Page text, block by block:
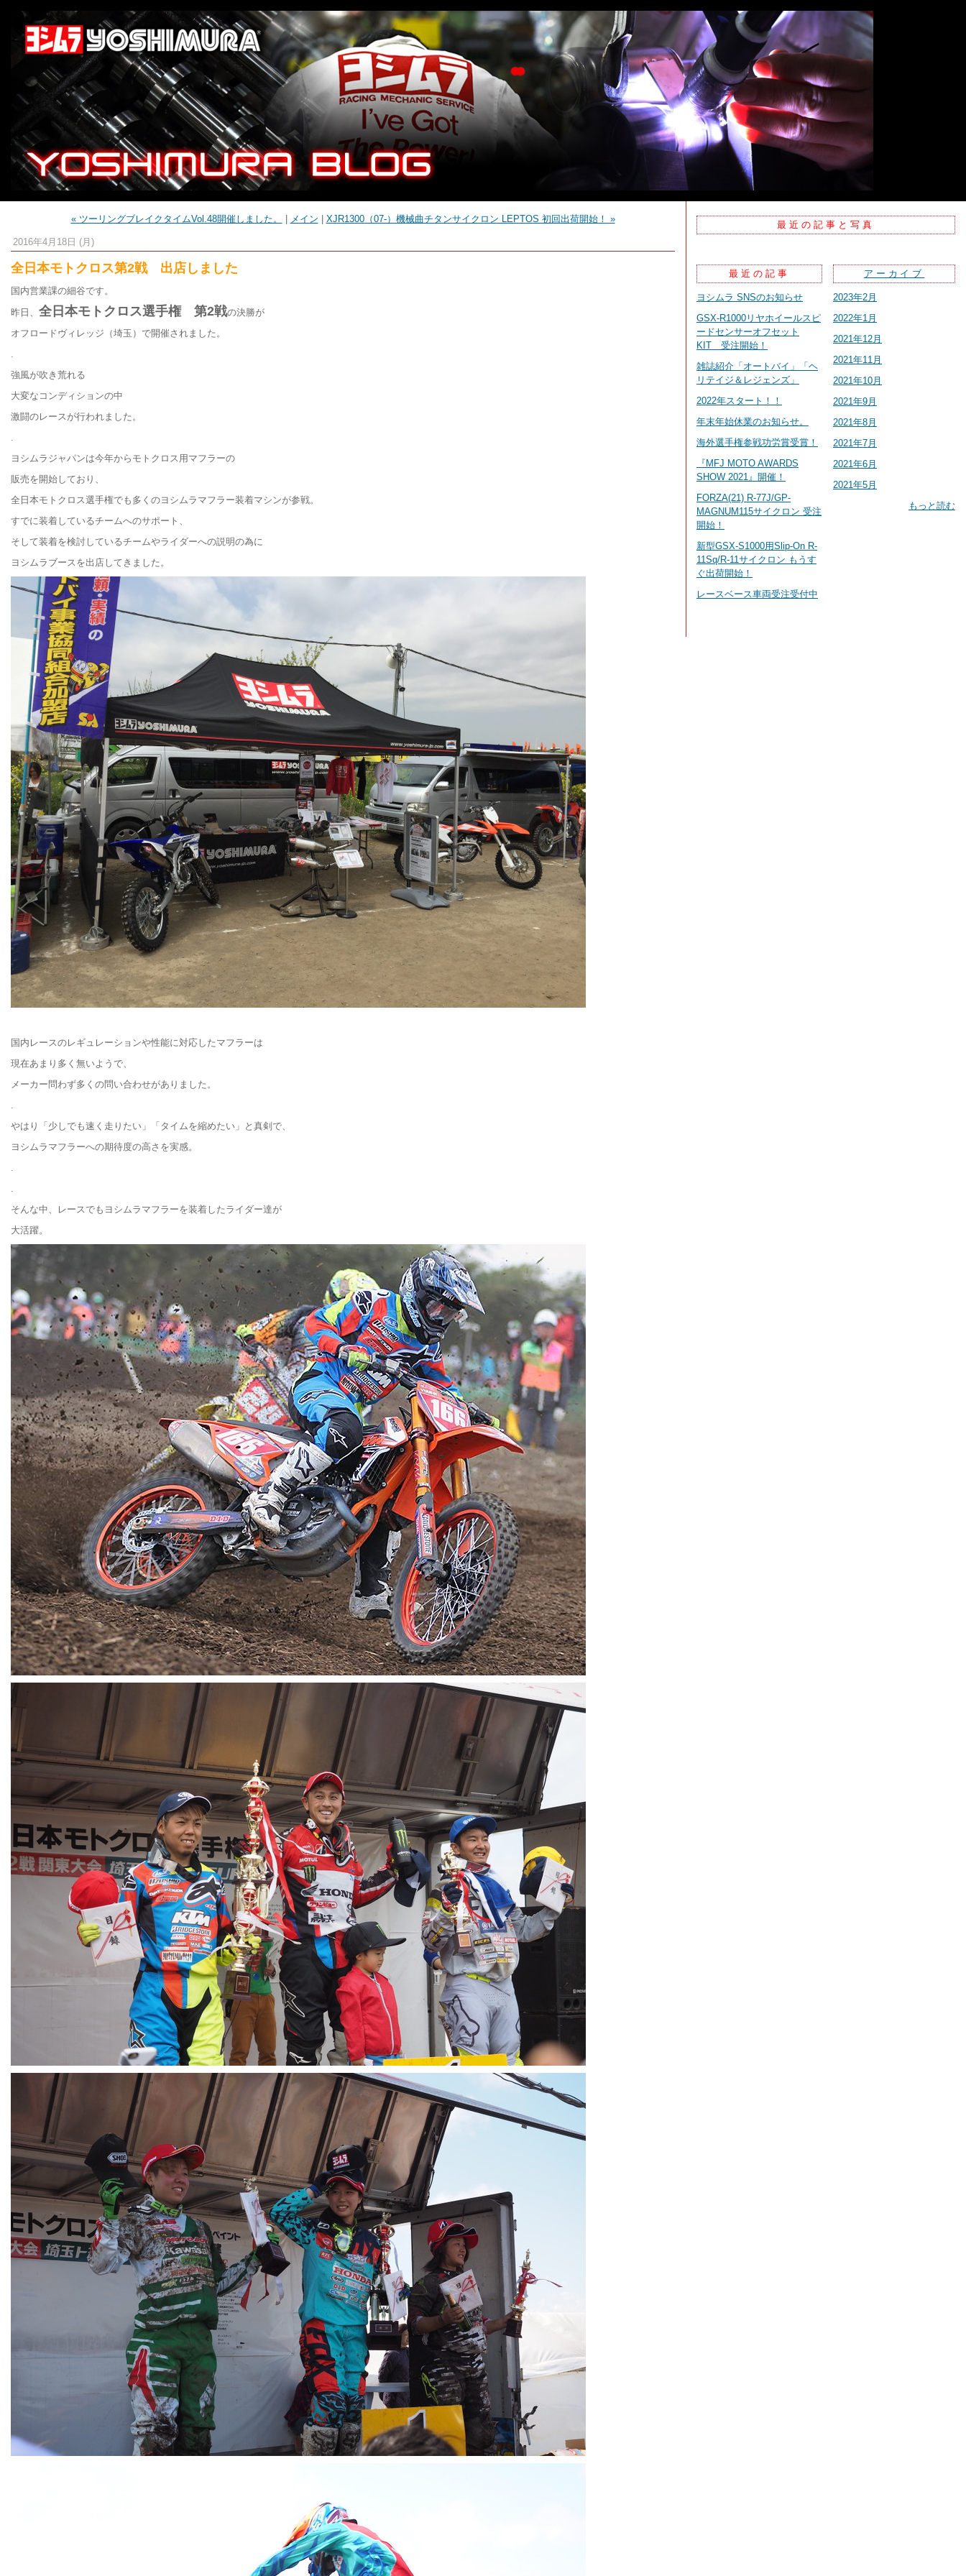
« ツーリングブレイクタイムVol.48開催しました。 メイン XJR1300（07-）機械曲チタンサイクロン LEPTOS 初回出荷開始！ »
2016年4月18日 (月)
全日本モトクロス第2戦 出店しました
国内営業課の細谷です。
昨日、 全日本モトクロス選手権 第2戦の決勝が
オフロードヴィレッジ（埼玉）で開催されました。
.
強風が吹き荒れる
大変なコンディションの中
激闘のレースが行われました。
.
ヨシムラジャパンは今年からモトクロス用マフラーの
販売を開始しており、
全日本モトクロス選手権でも多くのヨシムラマフラー装着マシンが参戦。
すでに装着しているチームへのサポート、
そして装着を検討しているチームやライダーへの説明の為に
ヨシムラブースを出店してきました。
国内レースのレギュレーションや性能に対応したマフラーは
現在あまり多く無いようで、
メーカー問わず多くの問い合わせがありました。
.
やはり「少しでも速く走りたい」「タイムを縮めたい」と真剣で、
ヨシムラマフラーへの期待度の高さを実感。
.
.
そんな中、レースでもヨシムラマフラーを装着したライダー達が
大活躍。
最近の記事と写真
最近の記事
ヨシムラ SNSのお知らせ
GSX-R1000リヤホイールスピ
ードセンサーオフセット
KIT 受注開始！
雑誌紹介「オートバイ」「ヘ
リテイジ＆レジェンズ」
2022年スタート！！
年末年始休業のお知らせ。
海外選手権参戦功労賞受賞！
『MFJ MOTO AWARDS
SHOW 2021』開催！
FORZA(21) R-77J/GP-
MAGNUM115サイクロン 受注
開始！
新型GSX-S1000用Slip-On R-
11Sq/R-11サイクロン もうす
ぐ出荷開始！
レースベース車両受注受付中
アーカイブ
2023年2月
2022年1月
2021年12月
2021年11月
2021年10月
2021年9月
2021年8月
2021年7月
2021年6月
2021年5月
もっと読む